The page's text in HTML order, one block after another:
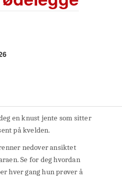
en knust jente som sitter
på kvelden.
nedover ansiktet
Se for deg hvordan
hver gang hun prøver å